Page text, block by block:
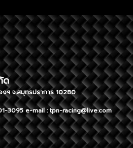
สซิ่ง จำกัด
อ.เมืองฯ จ.สมุทรปราการ 10280
3095 e-mail :tpn-racing@live.comTel.